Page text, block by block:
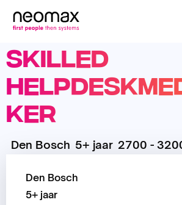
Skilled
ker
Den Bosch 5+ jaar 2700 -
Den Bosch
5+ jaar